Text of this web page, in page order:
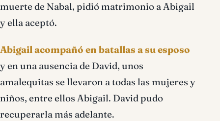
muerte de Nabal, pidió matrimonio a Abigail
y ella aceptó.
Abigail acompañó en batallas a su esposo
y en una ausencia de David, unos
amalequitas se llevaron a todas las mujeres y
niños, entre ellos Abigail. David pudo
recuperarla más adelante.